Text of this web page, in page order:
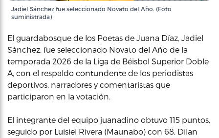
Jadiel Sánchez fue seleccionado Novato del Año. (Foto
suministrada)
El guardabosque de los Poetas de Juana Díaz, Jadiel
Sánchez, fue seleccionado Novato del Año de la
temporada 2026 de la Liga de Béisbol Superior Doble
A, con el respaldo contundente de los periodistas
deportivos, narradores y comentaristas que
participaron en la votación.
El integrante del equipo juanadino obtuvo 115 puntos,
seguido por Luisiel Rivera (Maunabo) con 68, Dilan